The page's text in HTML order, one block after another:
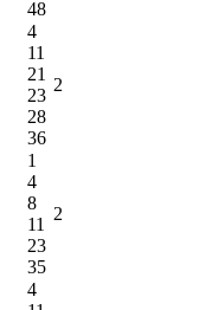
48
4
11
21
23
28
36
2
1
4
8
11
23
35
2
4